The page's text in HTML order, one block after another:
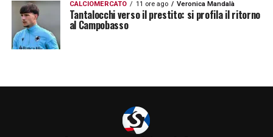
soluzioni
CaprarieQuagliarella.
LA PLAYLIST DELLE NOSTRE TOP NEWS
CALCIOMERCATO 11 ore ago Veronica Mandalà
Tantalocchi verso il prestito: si profila il ritorno
al Campobasso